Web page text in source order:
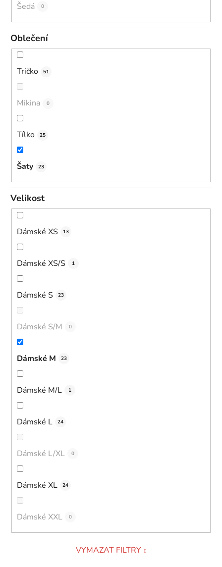
Šedá 0
Oblečení
Tričko 51
Mikina 0
Tílko 25
Šaty 23
Velikost
Dámské XS 13
Dámské XS/S 1
Dámské S 23
Dámské S/M 0
Dámské M 23
Dámské M/L 1
Dámské L 24
Dámské L/XL 0
Dámské XL 24
Dámské XXL 0
VYMAZAT FILTRY